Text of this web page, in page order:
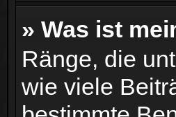
» Was ist
Ränge, die
wie viele